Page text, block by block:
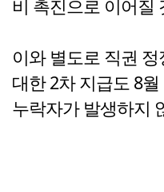
비 촉진으로 이어질
이와 별도로 직권
대한 2차 지급도 8
누락자가 발생하지